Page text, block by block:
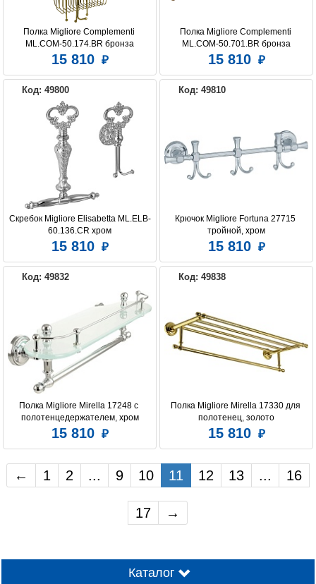
Полка Migliore Complementi
ML.COM-50.174.BR бронза
15 810
Полка Migliore Complementi
ML.COM-50.701.BR бронза
15 810
Код: 49800
Скребок Migliore Elisabetta ML.ELB-
60.136.CR хром
15 810
Код: 49810
Крючок Migliore Fortuna 27715
тройной, хром
15 810
Код: 49832
Полка Migliore Mirella 17248 с
полотенцедержателем, хром
15 810
Код: 49838
Полка Migliore Mirella 17330 для
полотенец, золото
15 810
← 1 2 ... 9 10 11 12 13 ... 16
17 →
Каталог